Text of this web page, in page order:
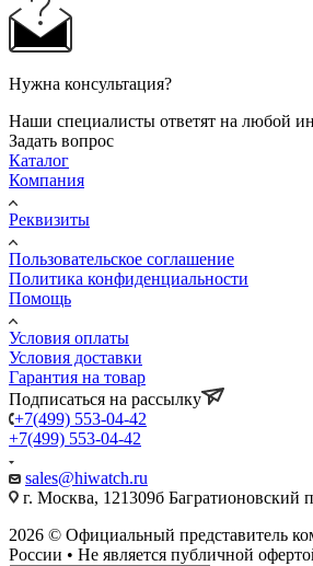
Нужна консультация?
Наши специалисты ответят на любой
Задать вопрос
Каталог
Компания
Реквизиты
Пользовательское соглашение
Политика конфиденциальности
Помощь
Условия оплаты
Условия доставки
Гарантия на товар
Подписаться на рассылку
+7(499) 553-04-42
+7(499) 553-04-42
sales@hiwatch.ru
г. Москва, 121309б Багратионовский
2026 © Официальный представитель
России • Не является публичной